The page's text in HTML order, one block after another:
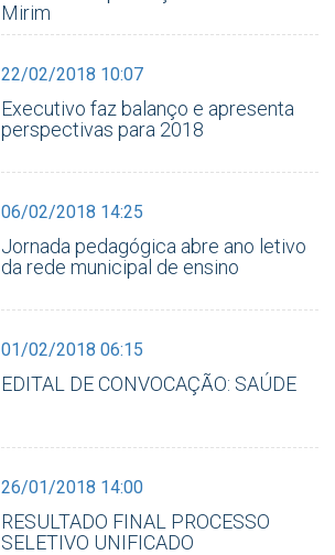
Mirim
22/02/2018 10:07
Executivo faz balanço e apresenta
perspectivas para 2018
06/02/2018 14:25
Jornada pedagógica abre ano letivo
da rede municipal de ensino
01/02/2018 06:15
EDITAL DE CONVOCAÇÃO: SAÚDE
26/01/2018 14:00
RESULTADO FINAL PROCESSO
SELETIVO UNIFICADO